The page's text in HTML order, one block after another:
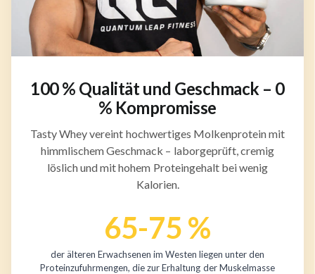
100 % Qualität und Geschmack – 0
% Kompromisse
Tasty Whey vereint hochwertiges Molkenprotein mit
himmlischem Geschmack – laborgeprüft, cremig
löslich und mit hohem Proteingehalt bei wenig
Kalorien.
65-75 %
der älteren Erwachsenen im Westen liegen unter den
Proteinzufuhrmengen, die zur Erhaltung der Muskelmasse